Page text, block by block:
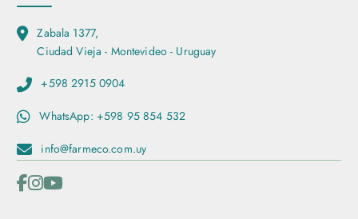
Zabala 1377,
Ciudad Vieja - Montevideo - Uruguay
+598 2915 0904
WhatsApp: +598 95 854 532
info@farmeco.com.uy